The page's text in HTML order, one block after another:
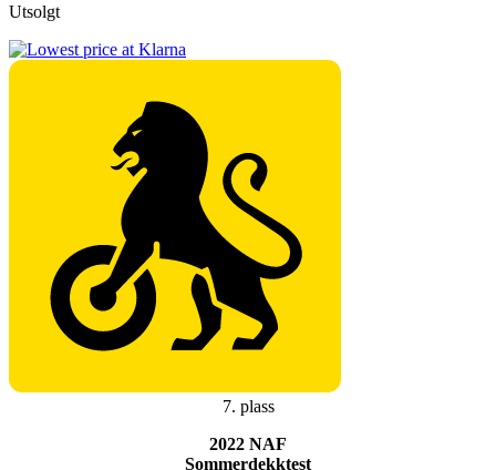
Utsolgt
7. plass
2022 NAF
Sommerdekktest